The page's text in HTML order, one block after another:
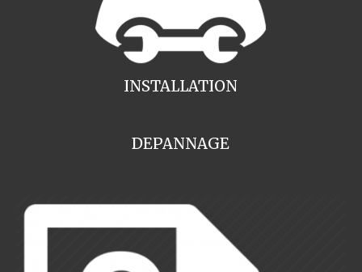
INSTALLATION
DEPANNAGE